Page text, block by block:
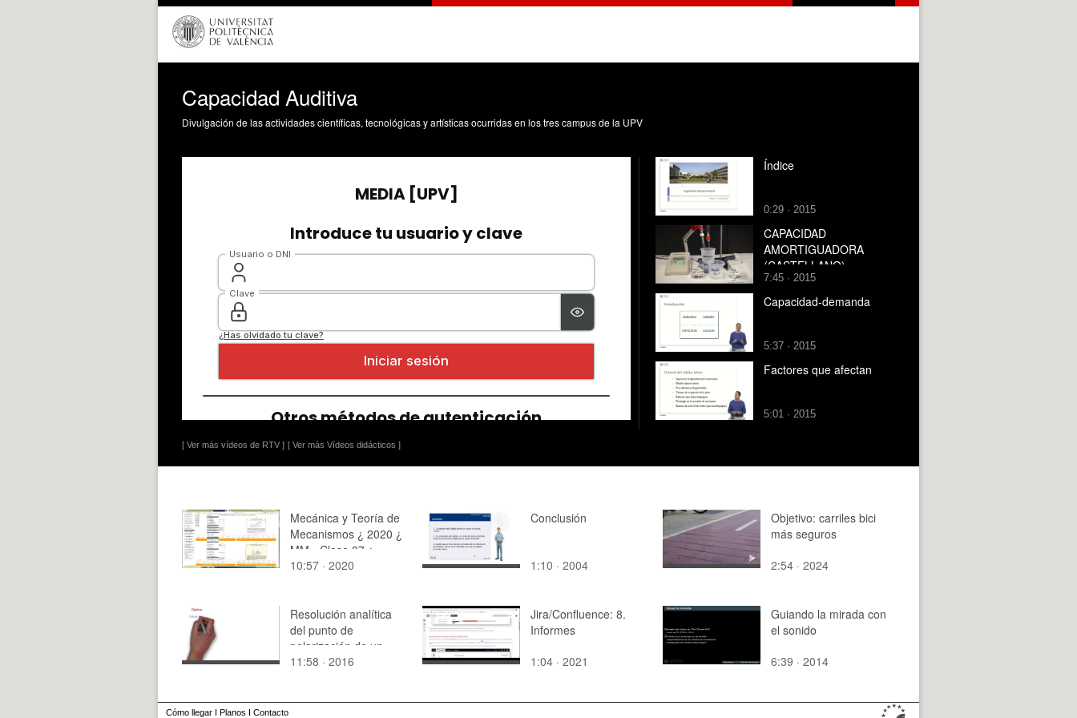
Capacidad Auditiva
Divulgación de las actividades científicas, tecnológicas y artísticas ocurridas en los tres campus de la UPV
[ Ver más vídeos de RTV ] [ Ver más Vídeos didácticos ]
Índice
0:29 · 2015
CAPACIDAD
AMORTIGUADORA
(CASTELLANO)
7:45 · 2015
Capacidad-demanda
5:37 · 2015
Factores que afectan
5:01 · 2015
Mecánica y Teoría de
Mecanismos ¿ 2020 ¿
MM - Clase 07 ¿
Tramo 09 de 10
10:57 · 2020
Conclusión
1:10 · 2004
Objetivo: carriles bici
más seguros
2:54 · 2024
Resolución analítica
del punto de
polarización de un
transistor BJT
11:58 · 2016
Jira/Confluence: 8.
Informes
1:04 · 2021
Guiando la mirada con
el sonido
6:39 · 2014
Cómo llegar I Planos I Contacto